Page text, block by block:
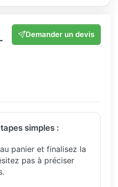
Demander un devis
simples :
panier et finalisez la
pas à préciser